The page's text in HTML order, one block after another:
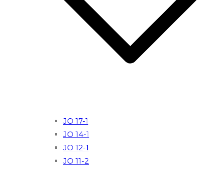
JO 17-1
JO 14-1
JO 12-1
JO 11-2